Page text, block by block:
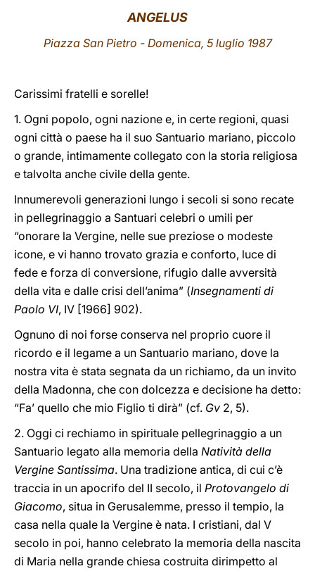
LATINE
ANGELUS
Piazza San Pietro - Domenica, 5 luglio 1987
Carissimi fratelli e sorelle!
1. Ogni popolo, ogni nazione e, in certe regioni, quasi
ogni città o paese ha il suo Santuario mariano, piccolo
o grande, intimamente collegato con la storia religiosa
e talvolta anche civile della gente.
Innumerevoli generazioni lungo i secoli si sono recate
in pellegrinaggio a Santuari celebri o umili per
“onorare la Vergine, nelle sue preziose o modeste
icone, e vi hanno trovato grazia e conforto, luce di
fede e forza di conversione, rifugio dalle avversità
della vita e dalle crisi dell’anima” (Insegnamenti di
Paolo VI, IV [1966] 902).
Ognuno di noi forse conserva nel proprio cuore il
ricordo e il legame a un Santuario mariano, dove la
nostra vita è stata segnata da un richiamo, da un invito
della Madonna, che con dolcezza e decisione ha detto:
“Fa’ quello che mio Figlio ti dirà” (cf. Gv 2, 5).
2. Oggi ci rechiamo in spirituale pellegrinaggio a un
Santuario legato alla memoria della Natività della
Vergine Santissima. Una tradizione antica, di cui c’è
traccia in un apocrifo del II secolo, il Protovangelo di
Giacomo, situa in Gerusalemme, presso il tempio, la
casa nella quale la Vergine è nata. I cristiani, dal V
secolo in poi, hanno celebrato la memoria della nascita
di Maria nella grande chiesa costruita dirimpetto al